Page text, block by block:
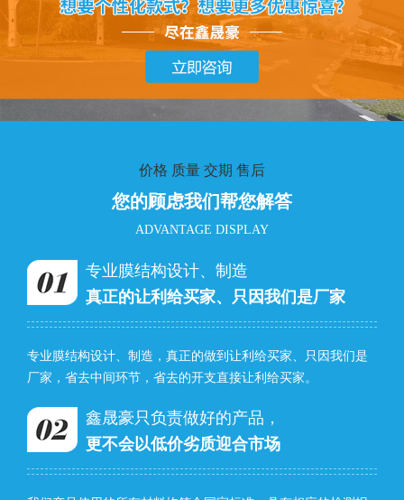
价格 质量 交期 售后
您的顾虑我们帮您解答
ADVANTAGE DISPLAY
专业膜结构设计、制造
真正的让利给买家、只因我们是厂家
专业膜结构设计、制造，真正的做到让利给买家、只因我们是
厂家，省去中间环节，省去的开支直接让利给买家。
鑫晟豪只负责做好的产品，
更不会以低价劣质迎合市场